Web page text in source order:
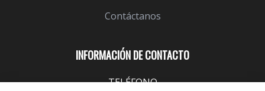
INFORMACIÓN DE CONTACTO
TELÉFONO
Contáctanos